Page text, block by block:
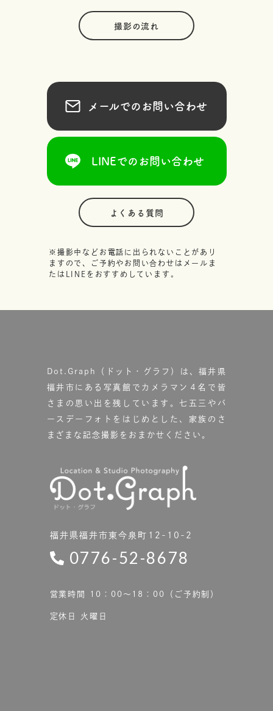
撮影の流れ
メールでのお問い合わせ
LINEでのお問い合わせ
よくある質問
※撮影中などお電話に出られないことがあり
ますので、ご予約やお問い合わせはメールま
たはLINEをおすすめしています。
Dot.Graph（ドット・グラフ）は、福井県
福井市にある写真館で カメラマン４名で皆
さまの思い出を残しています。七五三やバ
ースデーフォトをはじめとした、家族のさ
まざまな記念撮影をおまかせください。
福井県福井市東今泉町12-10-2
0776-52-8678
営業時間 10：00〜18：00（ご予約制）
定休日 火曜日